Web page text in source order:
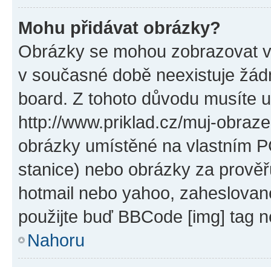
Mohu přidávat obrázky?
Obrázky se mohou zobrazovat
v současné době neexistuje
board. Z tohoto důvodu musíte
http://www.priklad.cz/muj-
obrázky umístěné na vlastním
stanice) nebo obrázky za
hotmail nebo yahoo,
použijte buď BBCode [img] tag
Nahoru